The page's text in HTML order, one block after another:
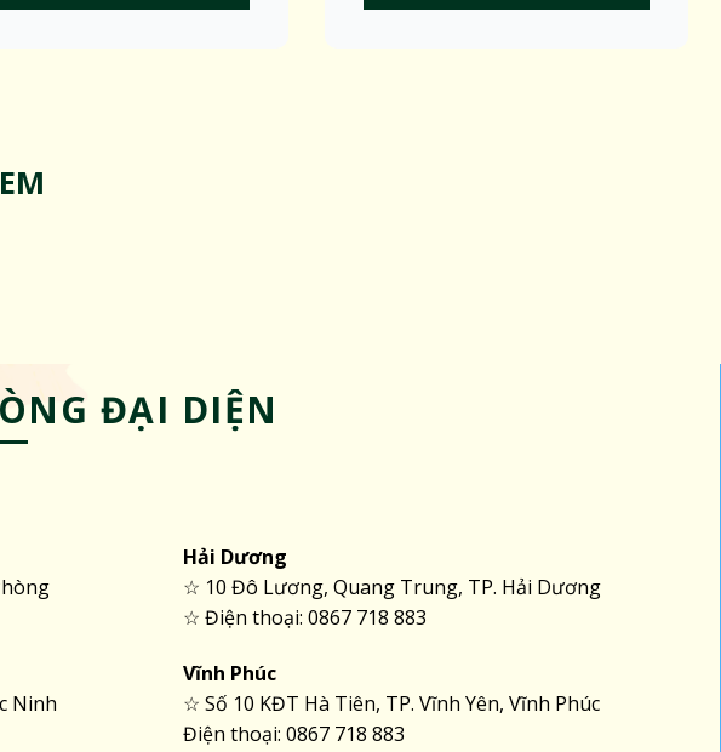
ĐẠI DIỆN
Ninh
Hải Dương
☆ 10 Đô Lương, Quang Trung, TP. Hải Dương
☆ Điện thoại: 0867 718 883
Vĩnh Phúc
☆ Số 10 KĐT Hà Tiên, TP. Vĩnh Yên, Vĩnh Phúc
Điện thoại: 0867 718 883